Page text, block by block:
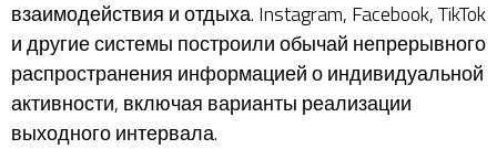
взаимодействия и отдыха. Instagram, Facebook, TikTok
и другие системы построили обычай непрерывного
распространения информацией о индивидуальной
активности, включая варианты реализации
выходного интервала.